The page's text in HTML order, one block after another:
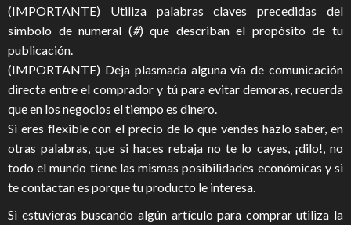
(IMPORTANTE) Utiliza palabras claves precedidas del
símbolo de numeral (#) que describan el propósito de tu
publicación.
(IMPORTANTE) Deja plasmada alguna vía de comunicación
directa entre el comprador y tú para evitar demoras, recuerda
que en los negocios el tiempo es dinero.
Si eres flexible con el precio de lo que vendes hazlo saber, en
otras palabras, que si haces rebaja no te lo cayes, ¡dilo!, no
todo el mundo tiene las mismas posibilidades económicas y si
te contactan es porque tu producto le interesa.
Si estuvieras buscando algún artículo para comprar utiliza la